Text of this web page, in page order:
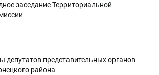
заседание Территориальной
представительных органов
района